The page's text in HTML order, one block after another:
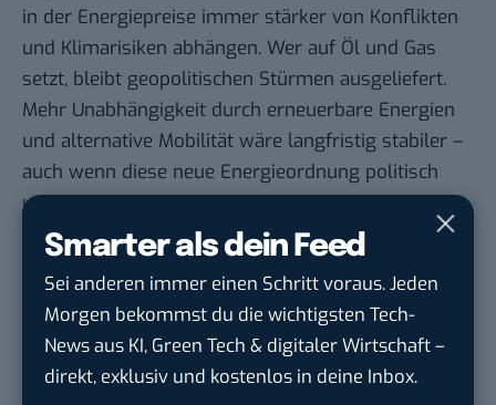
Smarter als dein Feed
Sei anderen immer einen Schritt voraus. Jeden
Morgen bekommst du die wichtigsten Tech-
News aus KI, Green Tech & digitaler Wirtschaft –
direkt, exklusiv und kostenlos in deine Inbox.
in der Energiepreise immer stärker von Konflikten
und Klimarisiken abhängen. Wer auf Öl und Gas
setzt, bleibt geopolitischen Stürmen ausgeliefert.
Mehr Unabhängigkeit durch erneuerbare Energien
und alternative Mobilität wäre langfristig stabiler –
auch wenn diese neue Energieordnung politisch
unbequem ist.
Statt Milliarden zu verbrennen, sollte die Politik
gezielter handeln und Mineralölkonzerne stärker
kontrollieren, etwa durch mehr Preistransparenz
nach dem Vorbild Österreichs, wo Preiserhöhungen
an Tankstellen nur einmal täglich erlaubt sind.
Gleichzeitig ließen sich Haushalte direkt entlasten –